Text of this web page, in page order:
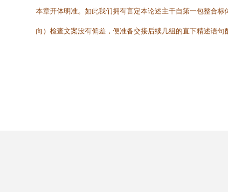
本章开体明准。如此我们拥有言定本论述主干自第一包整合
向）检查文案没有偏差，便准备交接后续几组的直下精述语句